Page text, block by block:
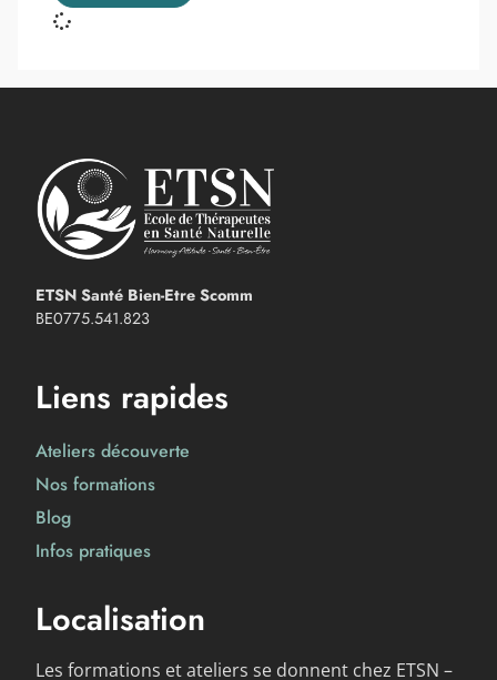
ETSN Santé Bien-Etre Scomm
BE0775.541.823
Liens rapides
Ateliers découverte
Nos formations
Blog
Infos pratiques
Localisation
Les formations et ateliers se donnent chez ETSN –